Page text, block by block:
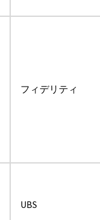
フィデリティ
UBS